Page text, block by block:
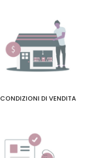
CONDIZIONI DI VENDITA